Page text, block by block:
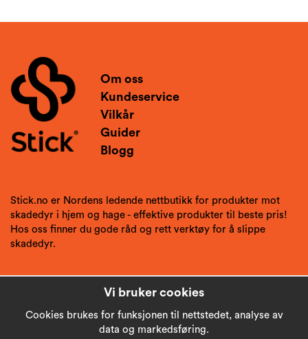
Om oss
Kundeservice
Vilkår
Guider
Blogg
Stick.no er Nordens ledende nettbutikk for produkter mot
skadedyr i hjem og hage - effektive produkter til beste pris!
Hos oss finner du gode råd og rett verktøy for å slippe
skadedyr.
Vi bruker cookies
Cookies brukes for funksjonen til nettstedet, analyse av
data og markedsføring.